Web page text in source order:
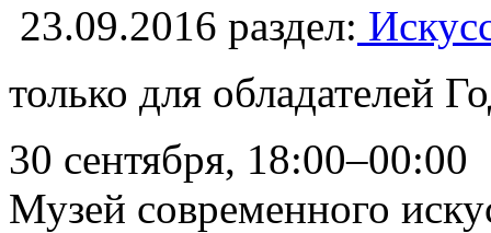
23.09.2016 раздел:
только для обладателей
30 сентября, 18:00–00:00
Музей современного